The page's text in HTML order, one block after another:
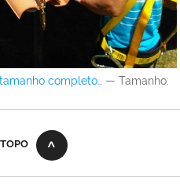
completo… — Tamanho: